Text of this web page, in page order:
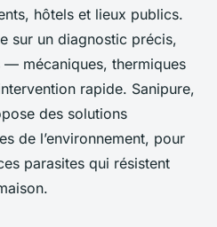
hôtels et lieux publics.
sur un diagnostic précis,
— mécaniques, thermiques
rapide. Sanipure,
des solutions
de l’environnement, pour
parasites qui résistent